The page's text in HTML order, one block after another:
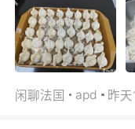
闲聊法国 apd 昨